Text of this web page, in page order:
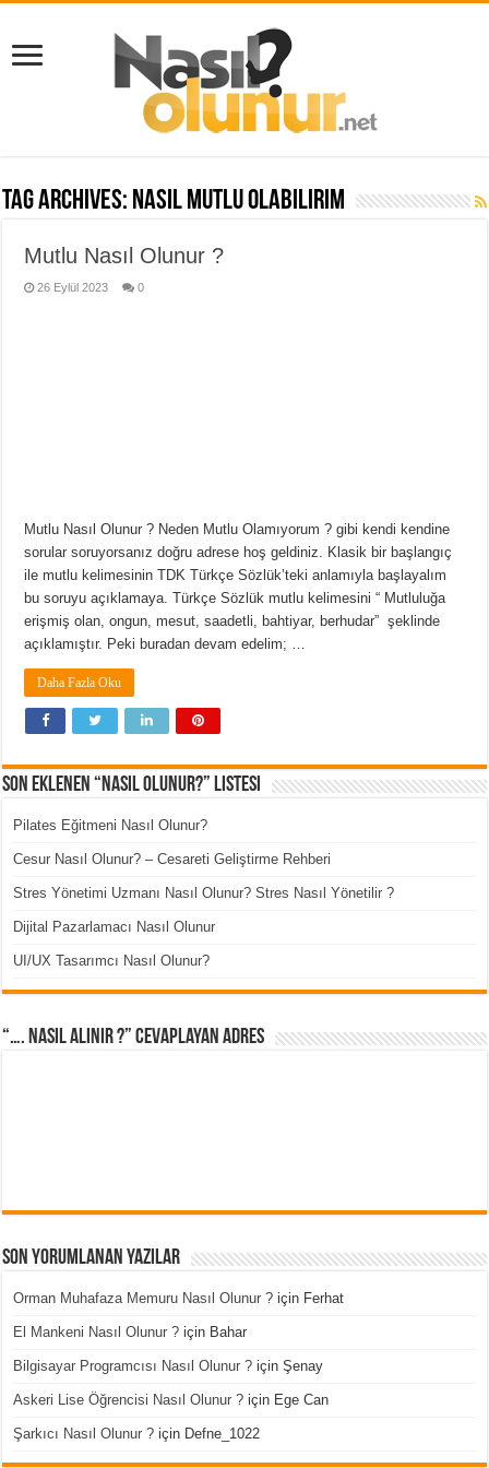
Tag Archives: nasıl mutlu olabilirim
Mutlu Nasıl Olunur ?
26 Eylül 2023 0
Mutlu Nasıl Olunur ? Neden Mutlu Olamıyorum ? gibi kendi kendine
sorular soruyorsanız doğru adrese hoş geldiniz. Klasik bir başlangıç
ile mutlu kelimesinin TDK Türkçe Sözlük’teki anlamıyla başlayalım
bu soruyu açıklamaya. Türkçe Sözlük mutlu kelimesini “ Mutluluğa
erişmiş olan, ongun, mesut, saadetli, bahtiyar, berhudar” şeklinde
açıklamıştır. Peki buradan devam edelim; …
Daha Fazla Oku
Son Eklenen “Nasıl Olunur?” Listesi
Pilates Eğitmeni Nasıl Olunur?
Cesur Nasıl Olunur? – Cesareti Geliştirme Rehberi
Stres Yönetimi Uzmanı Nasıl Olunur? Stres Nasıl Yönetilir ?
Dijital Pazarlamacı Nasıl Olunur
UI/UX Tasarımcı Nasıl Olunur?
“…. Nasıl Alınır ?” cevaplayan adres
Son Yorumlanan Yazılar
Orman Muhafaza Memuru Nasıl Olunur ? için Ferhat
El Mankeni Nasıl Olunur ? için Bahar
Bilgisayar Programcısı Nasıl Olunur ? içinŞenay
Askeri Lise Öğrencisi Nasıl Olunur ? için Ege Can
Şarkıcı Nasıl Olunur ? için Defne_1022